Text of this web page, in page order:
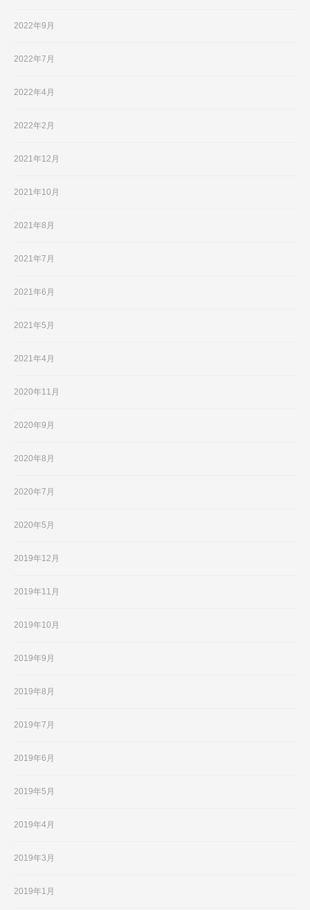
2022年9月
2022年7月
2022年4月
2022年2月
2021年12月
2021年10月
2021年8月
2021年7月
2021年6月
2021年5月
2021年4月
2020年11月
2020年9月
2020年8月
2020年7月
2020年5月
2019年12月
2019年11月
2019年10月
2019年9月
2019年8月
2019年7月
2019年6月
2019年5月
2019年4月
2019年3月
2019年1月